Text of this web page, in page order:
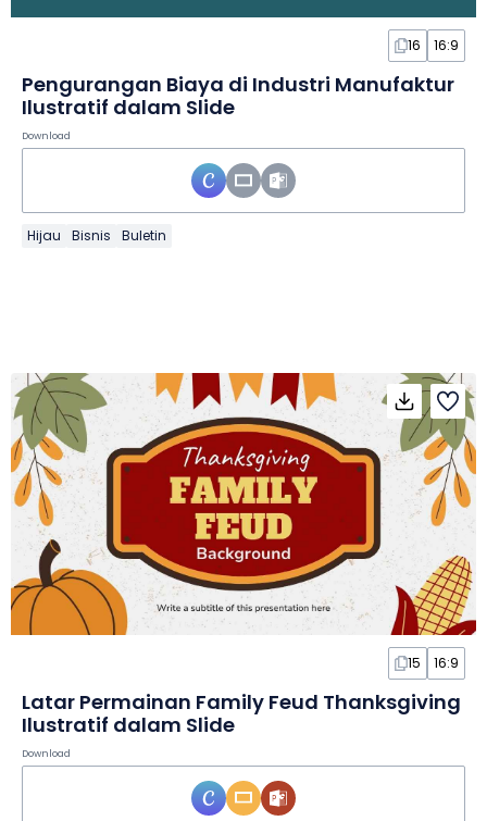
16 16:9
Pengurangan Biaya di Industri Manufaktur
Ilustratif dalam Slide
Download
Hijau Bisnis Buletin
15 16:9
Latar Permainan Family Feud Thanksgiving
Ilustratif dalam Slide
Download